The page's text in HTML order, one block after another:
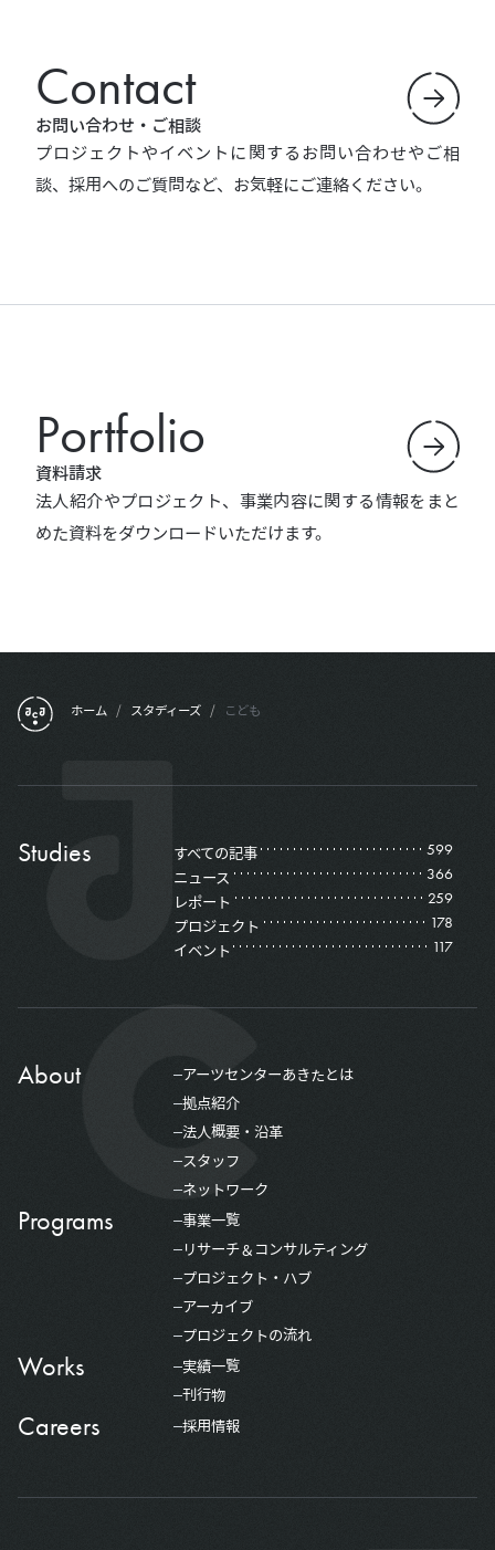
Contact
お問い合わせ・ご相談
プロジェクトやイベントに関するお問い合わせやご相
談、採用へのご質問など、お気軽にご連絡ください。
Portfolio
資料請求
法人紹介やプロジェクト、事業内容に関する情報をまと
めた資料をダウンロードいただけます。
ホーム / スタディーズ / こども
Studies すべての記事 599
ニュース 366
レポート 259
プロジェクト 178
イベント 117
About
アーツセンターあきたとは
拠点紹介
法人概要・沿革
スタッフ
ネットワーク
Programs
事業一覧
リサーチ＆コンサルティング
プロジェクト・ハブ
アーカイブ
プロジェクトの流れ
Works
実績一覧
刊行物
Careers 採用情報